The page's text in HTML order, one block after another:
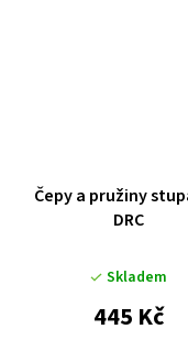
Čepy a pružiny stupaček
DRC
Skladem
445 Kč